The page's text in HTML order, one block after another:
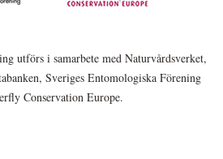
utförs i samarbete med Naturvårdsverket,
Sveriges Entomologiska Förening
Conservation Europe.